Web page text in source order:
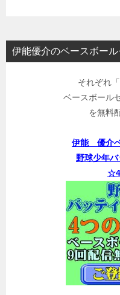
伊能優介のベースボー
それぞれ
ベースボール
を無料
伊能 優介
野球少年
☆4